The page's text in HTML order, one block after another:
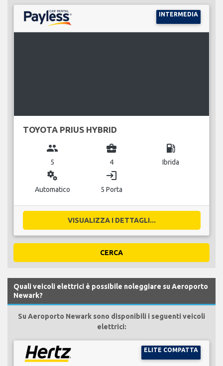
INTERMEDIA
TOYOTA PRIUS HYBRID
group
5
business_center
4
local_gas_station
Ibrida
miscellaneous_services
Automatico
login
5 Porta
VISUALIZZA I DETTAGLI...
CERCA
Quali veicoli elettrici è possibile noleggiare su Aeroporto
Newark?
Su Aeroporto Newark sono disponibili i seguenti veicoli
elettrici:
ELITE COMPATTA